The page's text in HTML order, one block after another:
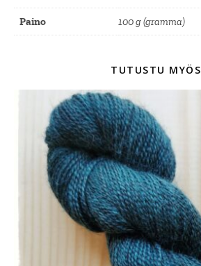
Paino 100 g (gramma)
TUTUSTU MYÖS